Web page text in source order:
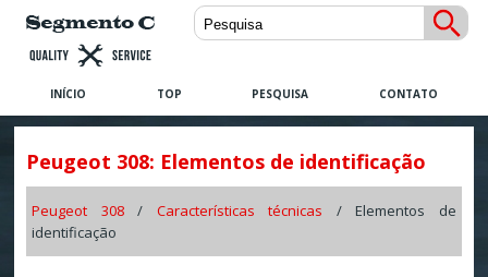
INÍCIO TOP PESQUISA CONTATO
Peugeot 308: Elementos de identificação
Peugeot 308/ Características técnicas / Elementos de
identificação